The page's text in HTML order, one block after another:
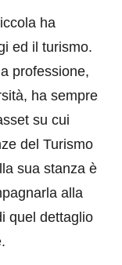
ha
ed il turismo.
professione,
ha sempre
su cui
del Turismo
sua stanza è
alla
quel dettaglio